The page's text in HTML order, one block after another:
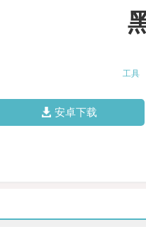
工具
安卓下载